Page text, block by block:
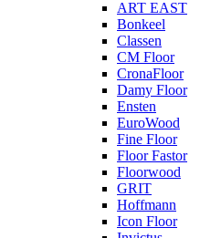
ART EAST
Bonkeel
Classen
CM Floor
CronaFloor
Damy Floor
Ensten
EuroWood
Fine Floor
Floor Fastor
Floorwood
GRIT
Hoffmann
Icon Floor